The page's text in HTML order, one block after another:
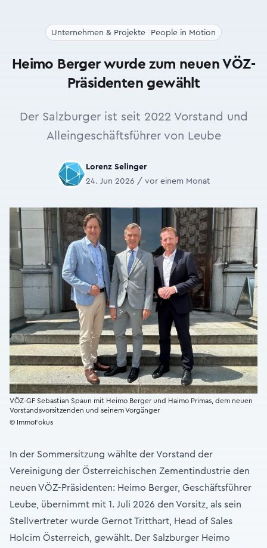
Unternehmen & Projekte People in Motion
Heimo Berger wurde zum neuen VÖZ-
Präsidenten gewählt
Der Salzburger ist seit 2022 Vorstand und
Alleingeschäftsführer von Leube
Lorenz Selinger
24. Jun 2026 / vor einem Monat
VÖZ-GF Sebastian Spaun mit Heimo Berger und Haimo Primas, dem neuen
Vorstandsvorsitzenden und seinem Vorgänger
© ImmoFokus
In der Sommersitzung wählte der Vorstand der
Vereinigung der Österreichischen Zementindustrie den
neuen VÖZ-Präsidenten: Heimo Berger, Geschäftsführer
Leube, übernimmt mit 1. Juli 2026 den Vorsitz, als sein
Stellvertreter wurde Gernot Tritthart, Head of Sales
Holcim Österreich, gewählt. Der Salzburger Heimo